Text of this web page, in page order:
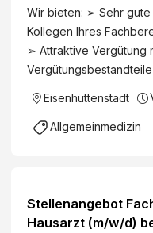
Wir bieten: ➢ Sehr
Kollegen Ihres
➢ Attraktive Vergütung
Eisenhüttenstadt
Allgemeinmedizin
Stellenangebot
Hausarzt (m/w/d)